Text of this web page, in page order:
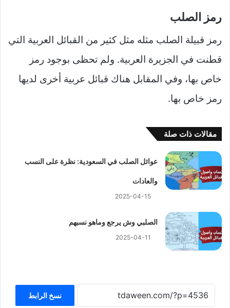
رمز الصلب
رمز قبيلة الصلب مثله مثل كثير من القبائل العربية التي
قطنت في الجزيرة العربية. ولم تحظى بوجود رمز
خاص بها، وفي المقابل هناك قبائل عربية أخرى لديها
رمز خاص بها.
مقالات ذات صلة
عوائل الصلب في السعودية: نظرة على النسب
والعادات
2025-04-15
الصلبي وش يرجع وماهو نسبهم
2025-04-11
نسخ الرابط